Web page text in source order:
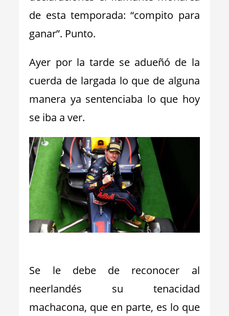
de esta temporada: “compito para
ganar”. Punto.
Ayer por la tarde se adueñó de la
cuerda de largada lo que de alguna
manera ya sentenciaba lo que hoy
se iba a ver.
Se le debe de reconocer al
neerlandés su tenacidad
machacona, que en parte, es lo que